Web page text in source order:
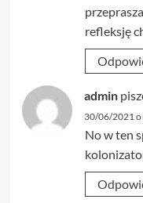
refleksję
admin
30/06/2021 o
No w ten